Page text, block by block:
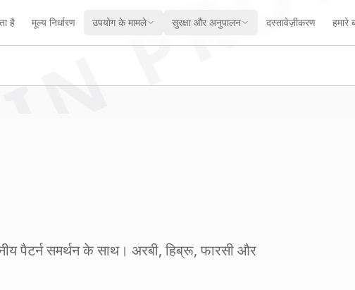
है मूल्य निर्धारण उपयोग के मामले सुरक्षा और अनुपालन दस्तावेज़ीकरण हमारे
पैटर्न समर्थन के साथ। अरबी, हिब्रू, फारसी और